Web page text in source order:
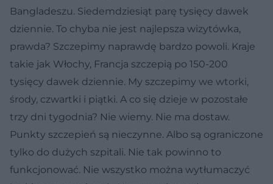
Bangladeszu. Siedemdziesiąt parę tysięcy dawek
dziennie. To chyba nie jest najlepsza wizytówka,
prawda? Szczepimy naprawdę bardzo powoli. Kraje
takie jak Włochy, Francja szczepią po 150-200
tysięcy dawek dziennie. My szczepimy we wtorki,
środy, czwartki i piątki. A co się dzieje w pozostałe
trzy dni tygodnia? Nie wiemy. Nie ma dostaw.
Punkty szczepień są nieczynne. Albo są ograniczone
tylko do dużych szpitali. Nie tak powinno to
funkcjonować. Nie wszystko można wytłumaczyć